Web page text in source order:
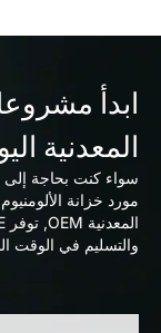
ابدأ
المعدنية اليوم
سواء كنت بحاجة إلى
مورد خزانة
والتسليم في الوقت